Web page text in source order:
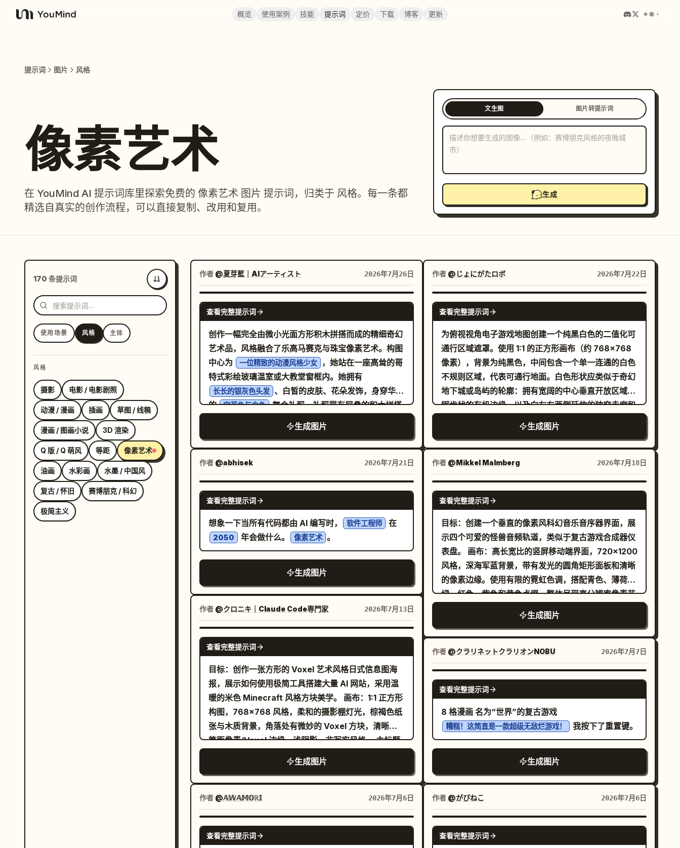
YouMind
概览 使用案例 技能 提示词 定价 下载 博客 更新
提示词 图片 风格
像素艺术
在 YouMind AI 提示词库里探索免费的 像素艺术 图片 提示词，归类于 风格。每一条都
精选自真实的创作流程，可以直接复制、改用和复用。
文生图 图片转提示词
生成
170 条提示词
最新
使用场景 风格 主体
风格
摄影 电影 / 电影剧照
动漫 / 漫画 插画 草图 / 线稿
漫画 / 图画小说 3D 渲染
Q 版 / Q 萌风 等距 像素艺术
油画 水彩画 水墨 / 中国风
复古 / 怀旧 赛博朋克 / 科幻
极简主义
作者 @夏芽藍｜AIアーティスト 2026年7月26日
GPT IMAGE 2
查看完整提示词
创作一幅完全由微小光面方形积木拼搭而成的精细奇幻
艺术品，风格融合了乐高马赛克与珠宝像素艺术。构图
中心为
一位精致的动漫风格少女
，她站在一座高耸的哥
特式彩绘玻璃温室或大教堂窗框内。她拥有
长长的银灰色头发 、白皙的皮肤、花朵发饰，身穿华丽
的 宝蓝色与白色 舞会礼服，礼服带有层叠的积木拼搭
褶边、金色饰边和深色紧身胸衣。她的姿态优雅，身体
略微侧转，一只手臂轻轻伸向周围的彩绘玻璃花园。场
景为
一座六角形彩绘玻璃温室，里面开满了花朵，飞舞着蝴蝶、
藤蔓和珠宝般的装饰物
，带有黑色铅条线条、拱形面板、尖顶屋顶，背景是模
糊的暖金色。使用华丽的
蓝宝石蓝、翡翠绿、紫罗兰色、金色、绿松石色、白色和黑
色
色调，配合戏剧性的光影、闪烁的高光、浅景深和高对
和立方体积木物理拼搭而成：可见的凸点、阶梯状边
缘、微型积木、积木花瓣、积木蝴蝶翅膀以及透明的宝
石状积木。画面中必须包含 10 只显眼的蝴蝶：左上方 1
只粉黑相间的小蝴蝶，中央框架左侧 1 只橙色蝴蝶，中
央窗前 1 只蓝色蝴蝶，中央框架右侧 1 只青蓝色蝴蝶，
右上边缘 1 只大型橙色蝴蝶，左侧彩绘玻璃面板下方 1
只蓝色蝴蝶，左下前景 1 只紫色蝴蝶，左下方 1 只橙色
只橙色蝴蝶。框架周围环绕着由白色、粉色、黄色、紫
色和青色积木拼搭而成的茂密花朵，以及带有金属珠尖
的卷曲深色树枝和悬挂的水晶球。添加醒目的珠宝装
饰：左侧和右下方的蓝绿色玻璃球，侧面的金珠，上角
附近的透明水晶球，以及漂浮在右侧的紫色宝石球。保
璃房屋造型将其环绕。无文字，无水印，无写实的人类
皮肤质感；强调手工积木雕塑、彩绘玻璃、微缩立体模
型、魔法花园和微距摄影的真实感。
生成图片
作者 @abhisek 2026年7月21日
NANO BANANA PRO
查看完整提示词
想象一下当所有代码都由 AI 编写时， 软件工程师 在
2050 年会做什么。 像素艺术 。
生成图片
作者 @クロニキ｜Claude Code専門家 2026年7月13日
GPT IMAGE 2
查看完整提示词
目标：创作一张方形的 Voxel 艺术风格日式信息图海
报，展示如何使用极简工具搭建大量 AI 网站，采用温
暖的米色 Minecraft 风格方块美学。 画布：1:1 正方形
构图，768x768 风格，柔和的摄影棚灯光，棕褐色纸
张与木质背景，角落处有微妙的 Voxel 方块，清晰的
等距像素/Voxel 边缘，浅阴影，非写实风格。 主标题
区域：在顶部放置一个大型奶油色斜面标牌，上面带有
亮橙红色，“AIサイト構築”设为黑色。在标题下方，附
加一个居中的小型米色标签，文字为
。使用厚实
的挤压式 Voxel 字体。 中心布局：在标题下方，创建
一个带有装饰性阶梯边框的大型奶油色框架面板。在面
板内部，将内容分为三个垂直区域：左侧清单、中心工
生成图片
作者 @𝔸𝕎𝔸𝕄𝕆ℝ𝕀 2026年7月6日
GPT IMAGE 2
查看完整提示词
作者 @じょにがたロボ 2026年7月22日
GPT IMAGE 2
查看完整提示词
为俯视视角电子游戏地图创建一个纯黑白色的二值化可
通行区域遮罩。使用 1:1 的正方形画布（约 768×768
像素），背景为纯黑色，中间包含一个单一连通的白色
不规则区域，代表可通行地面。白色形状应类似于奇幻
地下城或岛屿的轮廓：拥有宽阔的中心垂直开放区域、
锯齿状的有机边缘，以及向左右两侧延伸的狭窄走廊和
突出房间。在中心白色区域周围精确包含 6 个显著的侧
面特征：左上方有一个通过细颈连接的大型圆形平台；
左下方有一个通过蜿蜒走廊连接的较小蘑菇状平台；左
上边缘有一个锯齿状的新月形突出部；右上角有一个不
规则的房间，内部带有三个狭窄的黑色垂直切口；右侧
中心边缘有一个大型黑色封闭团块状障碍物，带有弯曲
的钩状尖端；右下方有一个圆形的房间状突出部，被黑
色负空间部分隔开。添加若干小型三角形缺口和像素阶
梯状的锯齿边缘，但必须严格保持图像仅有两种颜色：
纯白色代表可通行空间，纯黑色代表不可通行空间。无
文字、无灰度、无抗锯齿、无阴影、无透视、无纹理；
边缘应略显像素化，呈现出遮罩效果，如同专为 SDF
或碰撞地图转换而设计。
生成图片
作者 @Mikkel Malmberg 2026年7月18日
GPT IMAGE 2
查看完整提示词
目标：创建一个垂直的像素风科幻音乐音序器界面，展
示四个可爱的怪兽音频轨道，类似于复古游戏合成器仪
表盘。 画布：高长宽比的竖屏移动端界面，720×1200
风格，深海军蓝背景，带有发光的圆角矩形面板和清晰
的像素边缘。使用有限的霓虹色调，搭配青色、薄荷
绿、红色、紫色和黄色点缀。整体呈现高分辨率像素艺
术效果，带有细微的扫描线/抖动纹理，无照片级真实
中放置 6 个独立的控制/显示元素：左侧 1 个小型外星
人/机器人头像图标，旁边是 1 个点阵均衡器读数，中间
是 3 个方形传输按钮（显示停止、播放和录制图标），
右侧是 1 个点阵菜单/网格指示器。 主轨道区域：垂直
堆叠 4 个水平圆角轨道面板，每个面板左侧有轨道编号
和垂直电平表，左侧有一个怪兽角色，中间有一个圆形
点阵状态控制器，右侧有一个大旋钮。 轨道 1：编号
润的怪兽，长着小角/尖刺，闭着眼睛，上方有“Z Z”睡
眠标记。中间控制器是一个带中心小点的点阵圆环。右
侧旋钮有一个浅黄色弧线和顶部附近的一个薄荷绿指示
点。 轨道 2：编号“2”。红色主题。生物是一个红色的
独眼怪兽，站姿具有攻击性，张嘴露出牙齿，一只手举
起，手中上方悬浮着一个闪烁的红色魔法球。中间控制
器是一个红色点阵圆环，中心有一个实心红点。右侧旋
生成图片
作者 @クラリネットクラリオンNOBU 2026年7月7日
NANO BANANA PRO
查看完整提示词
8 格漫画 名为“世界”的复古游戏
糟糕！这简直是一款超级无敌烂游戏！ 我按下了重置键。
生成图片
作者 @がびねこ 2026年7月6日
GPT IMAGE 2
查看完整提示词